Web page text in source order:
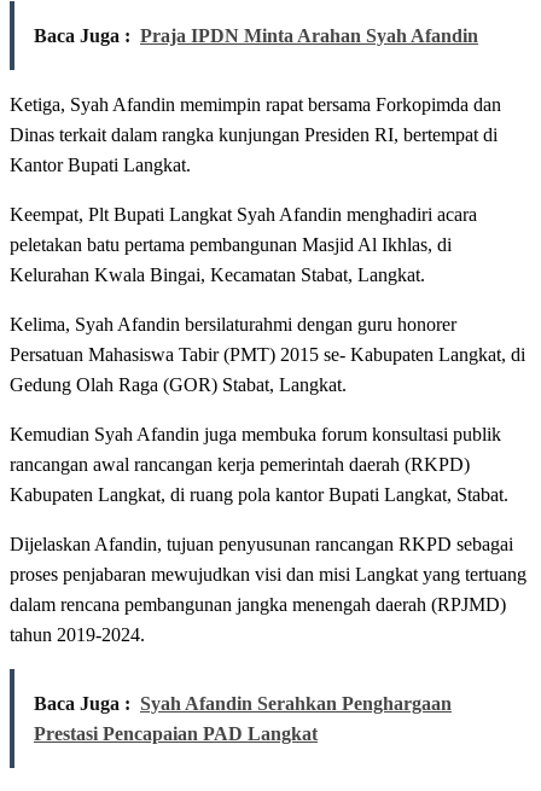
Baca Juga : Praja IPDN Minta Arahan Syah Afandin
Ketiga, Syah Afandin memimpin rapat bersama Forkopimda dan
Dinas terkait dalam rangka kunjungan Presiden RI, bertempat di
Kantor Bupati Langkat.
Keempat, Plt Bupati Langkat Syah Afandin menghadiri acara
peletakan batu pertama pembangunan Masjid Al Ikhlas, di
Kelurahan Kwala Bingai, Kecamatan Stabat, Langkat.
Kelima, Syah Afandin bersilaturahmi dengan guru honorer
Persatuan Mahasiswa Tabir (PMT) 2015 se- Kabupaten Langkat, di
Gedung Olah Raga (GOR) Stabat, Langkat.
Kemudian Syah Afandin juga membuka forum konsultasi publik
rancangan awal rancangan kerja pemerintah daerah (RKPD)
Kabupaten Langkat, di ruang pola kantor Bupati Langkat, Stabat.
Dijelaskan Afandin, tujuan penyusunan rancangan RKPD sebagai
proses penjabaran mewujudkan visi dan misi Langkat yang tertuang
dalam rencana pembangunan jangka menengah daerah (RPJMD)
tahun 2019-2024.
Baca Juga : Syah Afandin Serahkan Penghargaan
Prestasi Pencapaian PAD Langkat